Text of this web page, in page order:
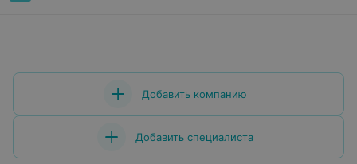
Добавить компанию
Добавить специалиста